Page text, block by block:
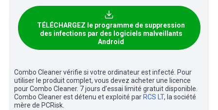
TÉLÉCHARGEZ le programme de suppression
des infections par des logiciels malveillants
Android
Combo Cleaner vérifie si votre ordinateur est infecté. Pour
utiliser le produit complet, vous devez acheter une licence
pour Combo Cleaner. 7 jours d’essai limité gratuit disponible.
Combo Cleaner est détenu et exploité par RCS LT, la société
mère de PCRisk.